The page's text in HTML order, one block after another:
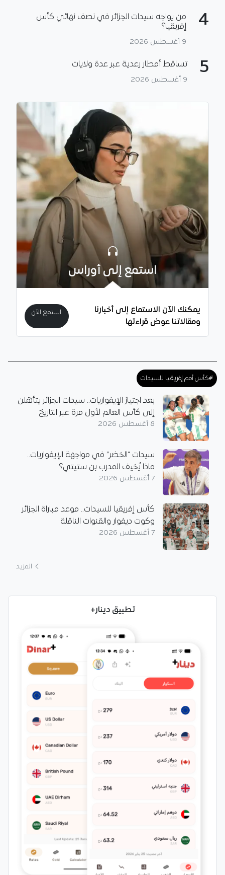
4
من يواجه سيدات الجزائر في نصف نهائي كأس
إفريقيا؟
9 أغسطس 2026
5 تساقط أمطار رعدية عبر عدة ولايات
9 أغسطس 2026
استمع إلى أوراس
يمكنك الآن الاستماع إلى أخبارنا
ومقالاتنا عوض قراءتها
استمع الآن
#كأس أمم إفريقيا للسيدات
بعد اجتياز الإيفواريات.. سيدات الجزائر يتأهلن
إلى كأس العالم لأول مرة عبر التاريخ
8 أغسطس 2026
سيدات “الخضر” في مواجهة الإيفواريات..
ماذا يُخيف المدرب بن ستيتي؟
7 أغسطس 2026
كأس إفريقيا للسيدات.. موعد مباراة الجزائر
وكوت ديفوار والقنوات الناقلة
7 أغسطس 2026
المزيد
تطبيق دينار+